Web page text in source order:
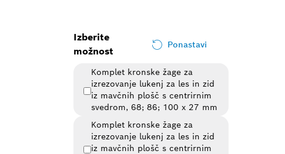
Izberite
možnost
Ponastavi
Komplet kronske žage za
izrezovanje lukenj za les in zid
iz mavčnih plošč s centrirnim
svedrom, 68; 86; 100 x 27 mm
Komplet kronske žage za
izrezovanje lukenj za les in zid
iz mavčnih plošč s centrirnim